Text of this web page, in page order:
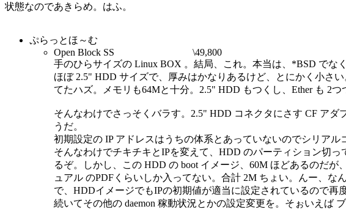
状態なのであきらめ。はふ。
ぷらっとほ～む
Open Block SS \49,800
手のひらサイズの Linux BOX 。結局、これ。本当は、*BSD で
ほぼ 2.5" HDD サイズで、厚みはかなりあるけど、とにかく小さい
てたハズ。メモリも64Mと十分。2.5" HDD もつくし、Ether も 2
そんなわけでさっそくバラす。2.5" HDD コネクタにさす CF ア
うだ。
初期設定の IP アドレスはうちの体系とあっていないのでシリアル
そんなわけでチキチキとIPを変えて、HDD のパーティション切
るぞ。しかし、この HDD の boot イメージ、60M ほどあるのだ
ュアル のPDFくらいしか入ってない。合計 2M ちょい。んー、な
で、HDDイメージでもIPの初期値が適当に設定されているので再
続いてその他の daemon 稼動状況とかの設定変更を。そぉいえば